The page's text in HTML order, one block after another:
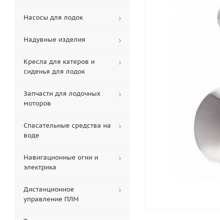
Насосы для лодок
Надувные изделия
Кресла для катеров и
сиденья для лодок
Запчасти для лодочных
моторов
Спасательные средства на
воде
Навигационные огни и
электрика
Дистанционное
управление ПЛМ